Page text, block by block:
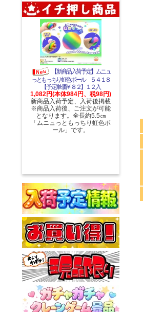
【新商品入荷予定】ムニュ
っともっちり虹色ボール ５４１８
【予定単価￥８２】１２入
1,082円(本体984円、税98円)
新商品入荷予定、入荷後掲載
※商品入荷後、ご注文が可能
となります。全長約5.5㎝
「ムニュっともっちり虹色ボ
ール」です。